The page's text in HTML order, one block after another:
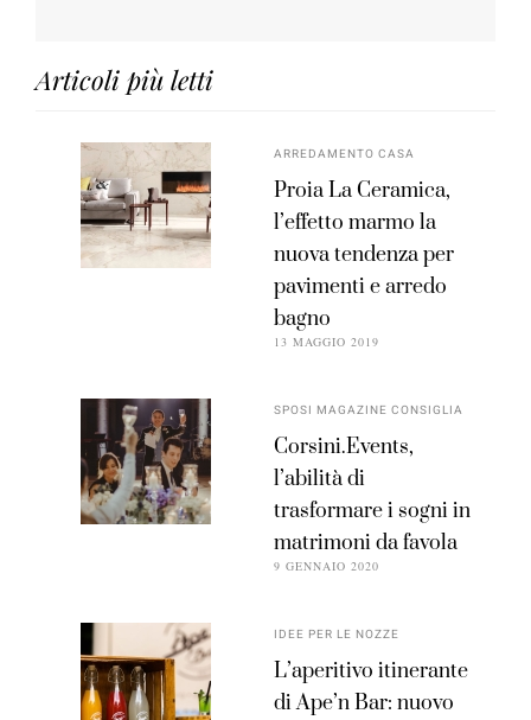
Articoli più letti
ARREDAMENTO CASA
Proia La Ceramica,
l’effetto marmo la
nuova tendenza per
pavimenti e arredo
bagno
13 MAGGIO 2019
SPOSI MAGAZINE CONSIGLIA
Corsini.Events,
l’abilità di
trasformare i sogni in
matrimoni da favola
9 GENNAIO 2020
IDEE PER LE NOZZE
L’aperitivo itinerante
di Ape’n Bar: nuovo